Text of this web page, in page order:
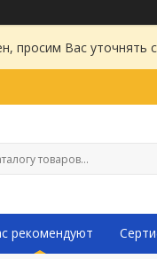
просим Вас уточнять
рекомендуют